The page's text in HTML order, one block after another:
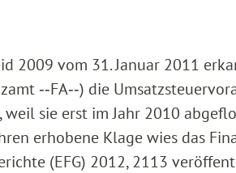
2009 vom 31. Januar 2011
‑‑FA‑‑) die
sie erst im Jahr 2010
erhobene Klage wies das
(EFG) 2012, 2113